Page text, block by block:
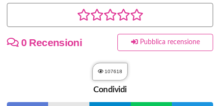
0 Recensioni Pubblica recensione
107618
Condividi